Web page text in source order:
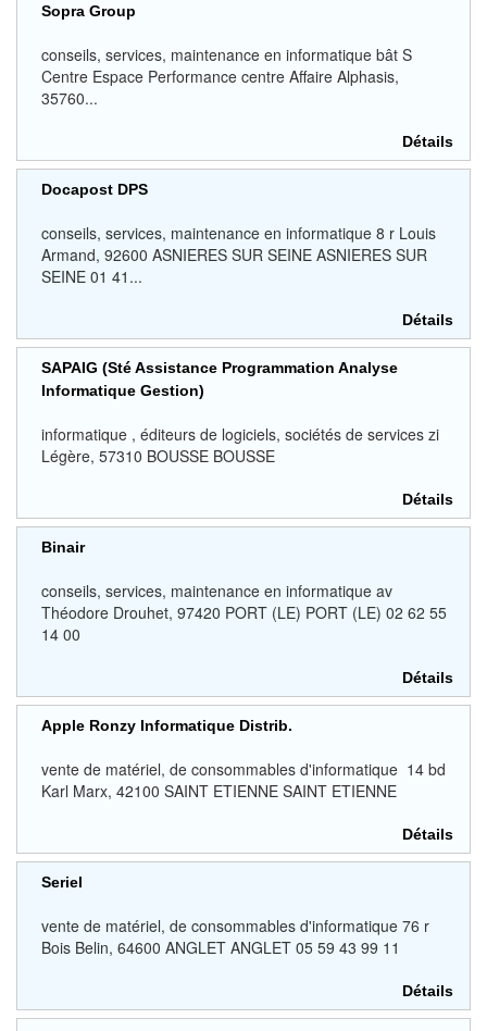
Sopra Group
conseils, services, maintenance en informatique bât S
Centre Espace Performance centre Affaire Alphasis,
35760...
Détails
Docapost DPS
conseils, services, maintenance en informatique 8 r Louis
Armand, 92600 ASNIERES SUR SEINE ASNIERES SUR
SEINE 01 41...
Détails
SAPAIG (Sté Assistance Programmation Analyse
Informatique Gestion)
informatique , éditeurs de logiciels, sociétés de services zi
Légère, 57310 BOUSSE BOUSSE
Détails
Binair
conseils, services, maintenance en informatique av
Théodore Drouhet, 97420 PORT (LE) PORT (LE) 02 62 55
14 00
Détails
Apple Ronzy Informatique Distrib.
vente de matériel, de consommables d'informatique 14 bd
Karl Marx, 42100 SAINT ETIENNE SAINT ETIENNE
Détails
Seriel
vente de matériel, de consommables d'informatique 76 r
Bois Belin, 64600 ANGLET ANGLET 05 59 43 99 11
Détails